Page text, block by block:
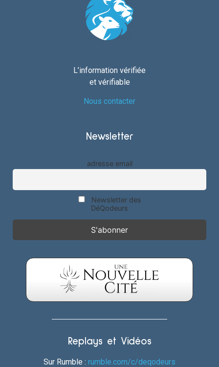
L’information vérifiée
et vérifiable
Nous contacter
Newsletter
adresse email
Newsletter des
DéQodeurs
Replays et Vidéos
Sur Rumble : rumble.com/c/deqodeurs